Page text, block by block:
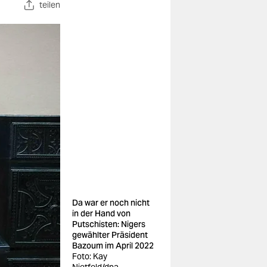
teilen
Da war er noch nicht
in der Hand von
Putschisten: Nigers
gewählter Präsident
Bazoum im April 2022
Foto: Kay